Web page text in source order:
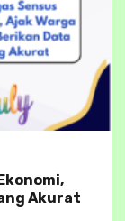
Akurat